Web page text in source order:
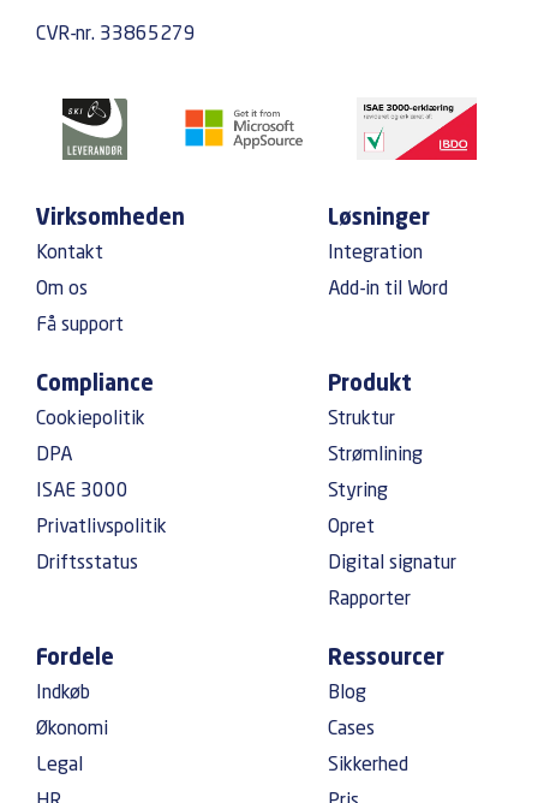
CVR-nr. 33865279
Virksomheden
Kontakt
Om os
Få support
Løsninger
Integration
Add-in til Word
Compliance
Cookiepolitik
DPA
ISAE 3000
Privatlivspolitik
Driftsstatus
Produkt
Struktur
Strømlining
Styring
Opret
Digital signatur
Rapporter
Fordele
Indkøb
Økonomi
Legal
Ressourcer
Blog
Cases
Sikkerhed